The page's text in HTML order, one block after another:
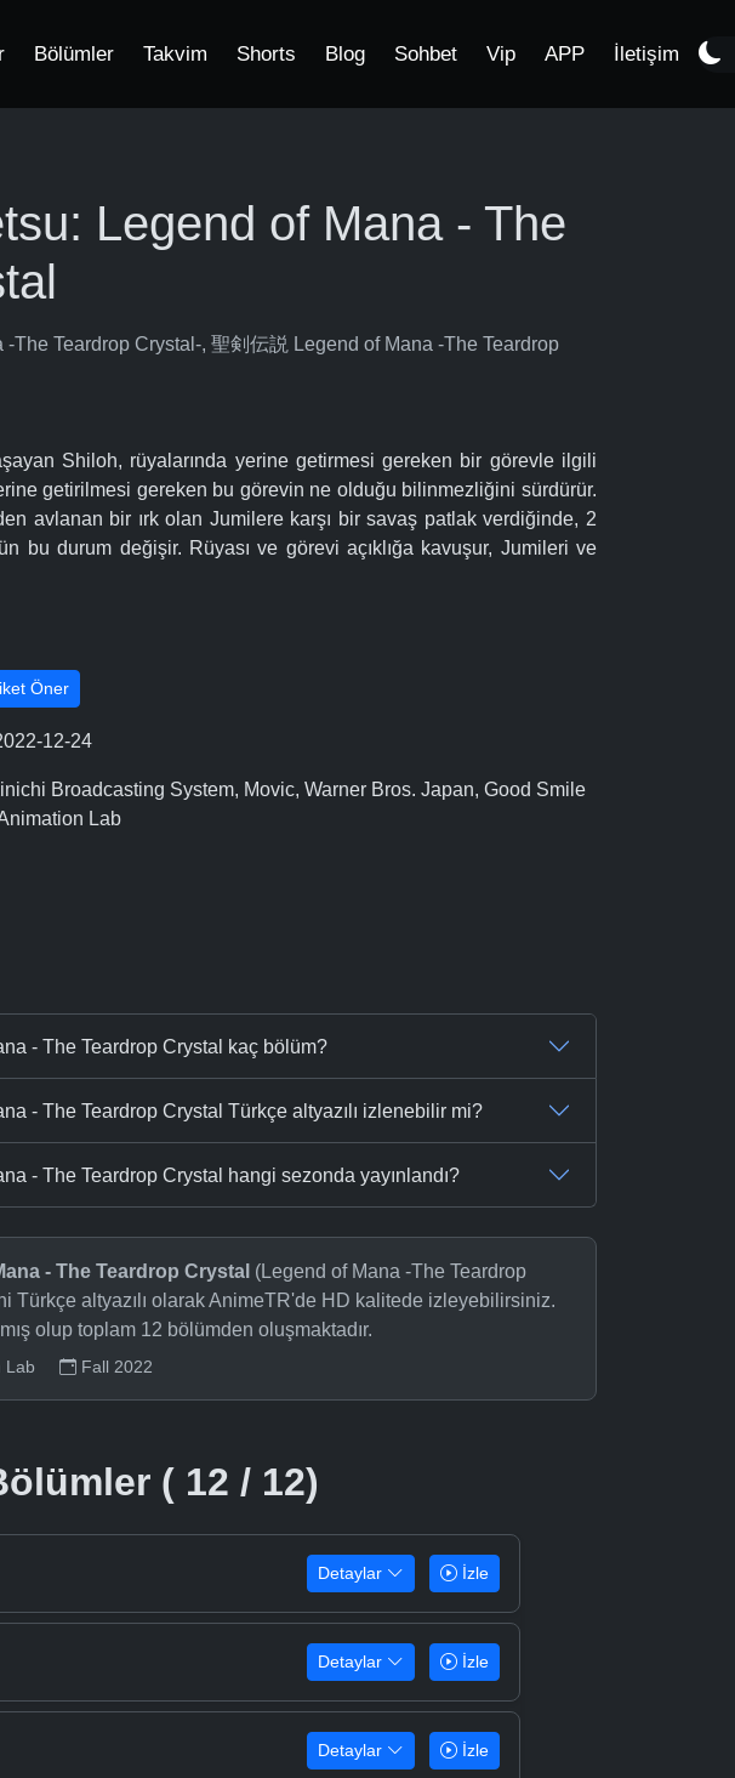
Bölümler Takvim Shorts Blog Sohbet Vip APP İletişim
Legend of Mana - The
-The Teardrop Crystal-, 聖剣伝説 Legend of Mana -The Teardrop
Shiloh, rüyalarında yerine getirmesi gereken bir görevle ilgili
getirilmesi gereken bu görevin ne olduğu bilinmezliğini sürdürür.
avlanan bir ırk olan Jumilere karşı bir savaş patlak verdiğinde, 2
bu durum değişir. Rüyası ve görevi açıklığa kavuşur, Jumileri ve
Öner
12-24
Broadcasting System, Movic, Warner Bros. Japan, Good Smile
Lab
- The Teardrop Crystal kaç bölüm?
- The Teardrop Crystal Türkçe altyazılı izlenebilir mi?
- The Teardrop Crystal hangi sezonda yayınlandı?
- The Teardrop Crystal (Legend of Mana -The Teardrop
Türkçe altyazılı olarak AnimeTR'de HD kalitede izleyebilirsiniz.
olup toplam 12 bölümden oluşmaktadır.
Lab Fall 2022
( 12 / 12)
Detaylar İzle
Detaylar İzle
Detaylar İzle